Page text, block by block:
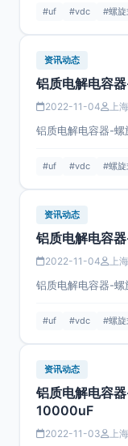
#uf #vdc #螺旋
资讯动态
铝质电解电容
2022-11-04 上
铝质电解电容器-
#uf #vdc #螺旋
资讯动态
铝质电解电容
2022-11-04 上
铝质电解电容器-
#uf #vdc #螺旋
资讯动态
铝质电解电容
10000uF
2022-11-03 上